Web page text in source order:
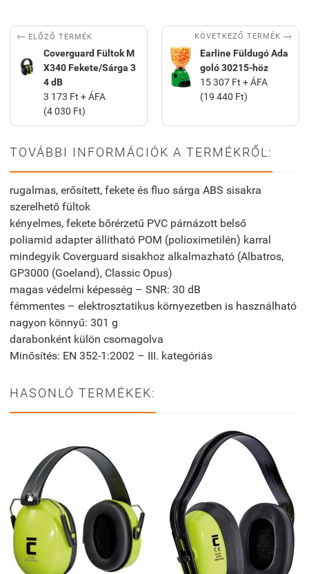
 ELŐZŐ TERMÉK
Coverguard Fültok M
X340 Fekete/Sárga 3
4 dB
3 173 Ft + ÁFA
(4 030 Ft)
KÖVETKEZŐ TERMÉK 
Earline Füldugó Ada
goló 30215-höz
15 307 Ft + ÁFA
(19 440 Ft)
TOVÁBBI INFORMÁCIÓK A TERMÉKRŐL:
rugalmas, erősített, fekete és fluo sárga ABS sisakra
szerelhető fültok
kényelmes, fekete bőrérzetű PVC párnázott belső
poliamid adapter állítható POM (polioximetilén) karral
mindegyik Coverguard sisakhoz alkalmazható (Albatros,
GP3000 (Goeland), Classic Opus)
magas védelmi képesség – SNR: 30 dB
fémmentes – elektrosztatikus környezetben is használható
nagyon könnyű: 301 g
darabonként külön csomagolva
Minősítés: EN 352-1:2002 – III. kategóriás
HASONLÓ TERMÉKEK: